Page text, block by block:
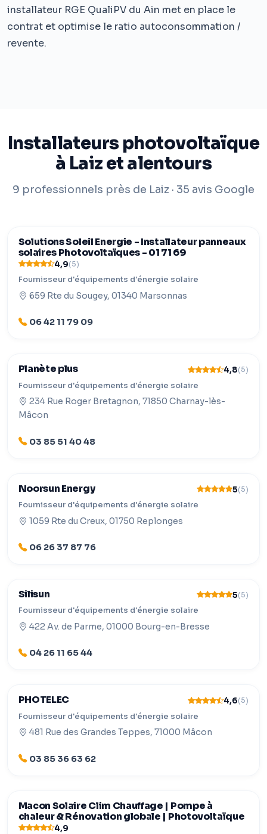
installateur RGE QualiPV du Ain met en place le
contrat et optimise le ratio autoconsommation /
revente.
Installateurs photovoltaïque
à Laiz et alentours
9 professionnels près de Laiz · 35 avis Google
Solutions Soleil Energie - Installateur panneaux
solaires Photovoltaïques - 01 71 69
4,9(5)
Fournisseur d'équipements d'énergie solaire
659 Rte du Sougey, 01340 Marsonnas
06 42 11 79 09
Planète plus 4,8(5)
Fournisseur d'équipements d'énergie solaire
234 Rue Roger Bretagnon, 71850 Charnay-lès-
Mâcon
03 85 51 40 48
Noorsun Energy 5(5)
Fournisseur d'équipements d'énergie solaire
1059 Rte du Creux, 01750 Replonges
06 26 37 87 76
Silisun 5(5)
Fournisseur d'équipements d'énergie solaire
422 Av. de Parme, 01000 Bourg-en-Bresse
04 26 11 65 44
PHOTELEC 4,6(5)
Fournisseur d'équipements d'énergie solaire
481 Rue des Grandes Teppes, 71000 Mâcon
03 85 36 63 62
Macon Solaire Clim Chauffage | Pompe à
chaleur & Rénovation globale | Photovoltaïque
4,9